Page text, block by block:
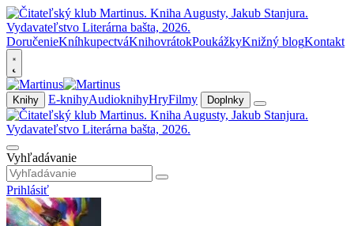
DoručenieKníhkupectváKnihovrátokPoukážkyKnižný blogKontakt
Knihy E-knihyAudioknihyHryFilmy Doplnky
Vyhľadávanie
Prihlásiť